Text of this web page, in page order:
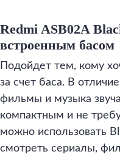
Redmi ASB02A
встроенным басом
Подойдет тем, кому
за счет баса. В
фильмы и музыка
компактным и не
можно использовать
смотреть сериалы,